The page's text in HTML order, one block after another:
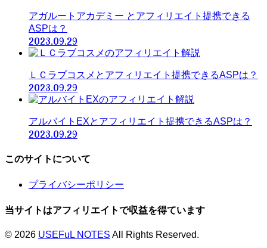
アガルートアカデミー とアフィリエイト提携できる
ASPは？
2023.09.29
ＬＣラブコスメとアフィリエイト提携できるASPは？
2023.09.29
アルバイトEXとアフィリエイト提携できるASPは？
2023.09.29
このサイトについて
プライバシーポリシー
当サイトはアフィリエイトで収益を得ています
© 2026 USEFuL NOTES All Rights Reserved.